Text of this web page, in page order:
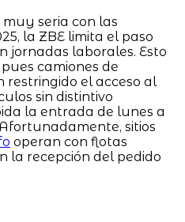
seria con las
la ZBE limita el paso
jornadas laborales. Esto
camiones de
restringido el acceso al
sin distintivo
la entrada de lunes a
sitios
operan con flotas
la recepción del pedido